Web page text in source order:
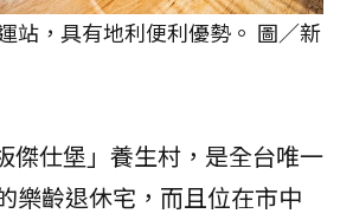
站，具有地利便利優勢。 圖／新
傑仕堡」養生村，是全台唯一
樂齡退休宅，而且位在市中